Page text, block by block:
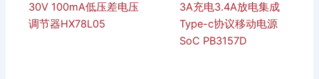
30V 100mA低压差电压
调节器HX78L05
3A充电3.4A放电集成
Type-c协议移动电源
SoC PB3157D